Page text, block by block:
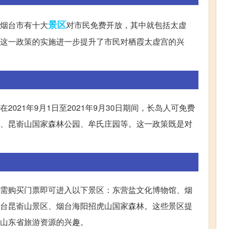
台市有十大景区对市民免费开放，其中就包括太虚
一政策的实施进一步提升了市民对栖霞太虚宫的兴
2021年9月1日至2021年9月30日期间，长岛人可免费
昆嵛山国家森林公园、牟氏庄园等。这一政策既是对
购买门票即可进入以下景区：东营盐文化博物馆、烟
昆嵛山景区、烟台海阳招虎山国家森林。这些景区提
省旅游资源的兴趣。